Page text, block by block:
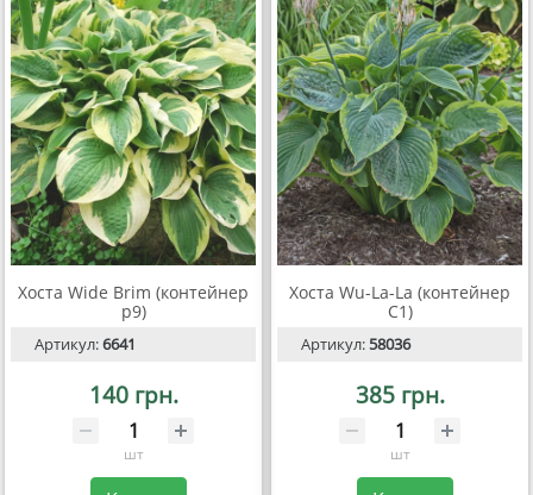
Хоста Wide Brim (контейнер
р9)
Артикул:6641
140 грн.
шт
Хоста Wu-La-La (контейнер
С1)
Артикул:58036
385 грн.
шт